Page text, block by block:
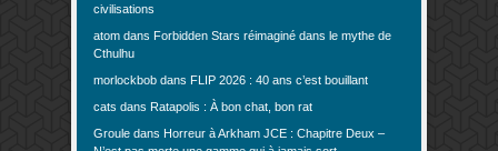
civilisations
atom dans Forbidden Stars réimaginé dans le mythe de
Cthulhu
morlockbob dans FLIP 2026 : 40 ans c’est bouillant
cats dans Ratapolis : À bon chat, bon rat
Groule dans Horreur à Arkham JCE : Chapitre Deux –